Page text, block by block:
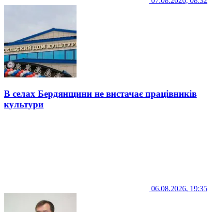
В селах Бердянщини не вистачає працівників
культури
06.08.2026, 19:35